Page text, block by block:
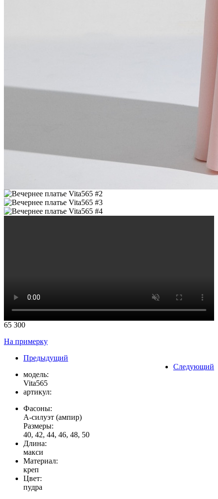
65 300
На примерку
Предыдущий
Следующий
модель:
Vita565
артикул:
Фасоны:
А-силуэт (ампир)
Размеры:
40, 42, 44, 46, 48, 50
Длина:
макси
Материал:
креп
Цвет:
пудра